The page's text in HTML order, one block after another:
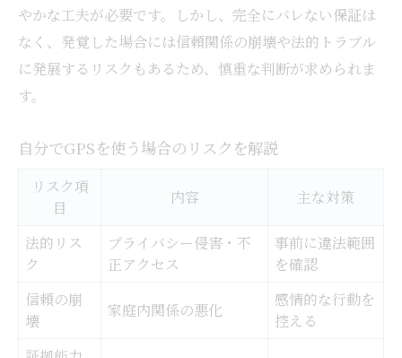
やかな工夫が必要です。しかし、完全にバレない保証は
なく、発覚した場合には信頼関係の崩壊や法的トラブル
に発展するリスクもあるため、慎重な判断が求められま
す。
自分でGPSを使う場合のリスクを解説
リスク項
目
内容 主な対策
法的リス
ク
プライバシー侵害・不
正アクセス
事前に違法範囲
を確認
信頼の崩
壊
家庭内関係の悪化
感情的な行動を
控える